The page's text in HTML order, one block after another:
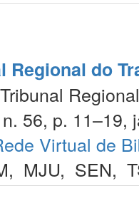
Regional do
56, p. 11–19,
Virtual de
, MJU, SEN,